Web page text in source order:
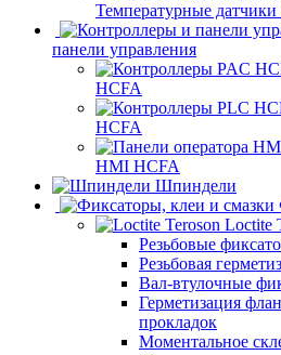
Температурные
панели управления
HCFA
HCFA
HMI HCFA
Шпиндели
Loctite
Резьбовые
Резьбовая
Вал-втулочные
Герметизация
прокладок
Моментальное